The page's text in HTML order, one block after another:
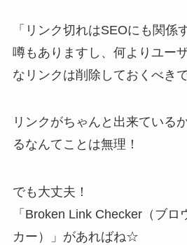
「 リンク切れはSEOにも関係
噂もありますし、 何よりユー
なリンクは削除しておくべきで
リンクがちゃんと出来ている
るなんてことは無理！
でも大丈夫！
「Broken Link Checker（ブロ
カー）」があればね☆